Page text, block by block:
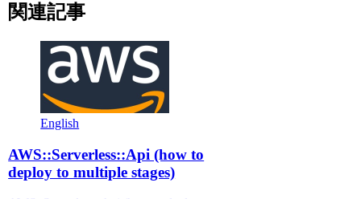
関連記事
English
AWS::Serverless::Api (how to
deploy to multiple stages)